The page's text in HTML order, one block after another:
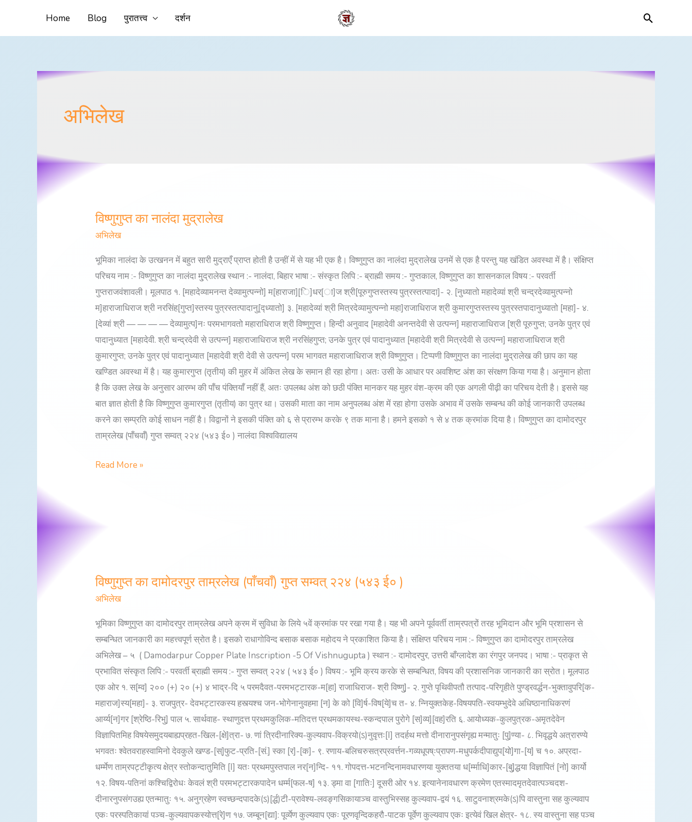
content
Home Blog पुरातत्त्व दर्शन Search
अभिलेख
विष्णुगुप्त का नालंदा मुद्रालेख
अभिलेख
भूमिका नालंदा के उत्खनन में बहुत सारी मुद्राएँ प्राप्त होती है उन्हीं में से यह भी एक है। विष्णुगुप्त का नालंदा मुद्रालेख उनमें से एक है परन्तु यह खंडित अवस्था में है। संक्षिप्त
परिचय नाम :- विष्णुगुप्त का नालंदा मु्द्रालेख स्थान :- नालंदा, बिहार भाषा :- संस्कृत लिपि :- ब्राह्मी समय :- गुप्तकाल, विष्णुगुप्त का शासनकाल विषय :- परवर्ती
गुप्तराजवंशावली। मूलपाठ १. [महादेव्यामनन्त देव्यामुत्पन्नो] म[हाराजा][ि]धर[ा]ज श्री[पूरुगुप्तस्तस्य पुत्रस्तत्पादा]- २. [नुध्यातो महादेव्यां श्री चन्द्रदेव्यामुत्पन्नो
म]हाराजाधिराज श्री नरसिंह[गुप्त]स्तस्य पुत्रस्तत्पादानु[द्ध्यातो] ३. [महादेव्यां श्री मित्रदेव्यामुत्पन्नो महा]राजाधिराज श्री कुमारगुप्तस्तस्य पुत्रस्तपादानुध्यातो [महा]- ४.
[देव्यां श्री — — — — देव्यामुत्प]नः परमभागवतो महाराधिराज श्री विष्णुगुप्त। हिन्दी अनुवाद [महादेवी अनन्तदेवी से उत्पन्न] महाराजाधिराज [श्री पूरुगुप्त; उनके पुत्र एवं
पादानुध्यात [महादेवी. श्री चन्द्रदेवी से उत्पन्न] महाराजाधिराज श्री नरसिंहगुप्त; उनके पुत्र एवं पादानुध्यात [महादेवी श्री मित्रदेवी से उत्पन्न] महाराजाधिराज श्री
कुमारगुप्त; उनके पुत्र एवं पादानुध्यात [महादेवी श्री देवी से उत्पन्न] परम भागवत महाराजाधिराज श्री विष्णुगुप्त। टिप्पणी विष्णुगुप्त का नालंदा मु्द्रालेख की छाप का यह
खण्डित अवस्था में है। यह कुमारगुप्त (तृतीय) की मुहर में अंकित लेख के समान ही रहा होगा। अतः उसी के आधार पर अवशिष्ट अंश का संरक्षण किया गया है। अनुमान होता
है कि उक्त लेख के अनुसार आरम्भ की पाँच पंक्तियाँ नहीं हैं, अतः उपलब्ध अंश को छठी पंक्ति मानकर यह मुहर वंश-क्रम की एक अगली पीढ़ी का परिचय देती है। इससे यह
बात ज्ञात होती है कि विष्णुगुप्त कुमारगुप्त (तृतीय) का पुत्र था। उसकी माता का नाम अनुपलब्ध अंश में रहा होगा उसके अभाव में उसके सम्बन्ध की कोई जानकारी उपलब्ध
करने का सम्प्रति कोई साधन नहीं है। विद्वानों ने इसकी पंक्ति को ६ से प्रारम्भ करके ९ तक माना है। हमने इसको १ से ४ तक क्रमांक दिया है। विष्णुगुप्त का दामोदरपुर
ताम्रलेख (पाँचवाँ) गुप्त सम्वत् २२४ (५४३ ई० ) नालंदा विश्वविद्यालय
विष्णुगुप्त
का
मुद्रालेख
Read More »
विष्णुगुप्त का दामोदरपुर ताम्रलेख (पाँचवाँ) गुप्त सम्वत् २२४ (५४३ ई० )
अभिलेख
भूमिका विष्णुगुप्त का दामोदरपुर ताम्रलेख अपने क्रम में सुविधा के लिये ५वें क्रमांक पर रखा गया है। यह भी अपने पूर्ववर्ती ताम्रपत्रों तरह भूमिदान और भूमि प्रशासन से
सम्बन्धित जानकारी का महत्त्वपूर्ण स्रोत है। इसको राधागोविन्द बसाक बसाक महोदय ने प्रकाशित किया है। संक्षिप्त परिचय नाम :- विष्णुगुप्त का दामोदरपुर ताम्रलेख
अभिलेख – ५ ( Damodarpur Copper Plate Inscription -5 Of Vishnugupta ) स्थान :- दामोदरपुर, उत्तरी बाँग्लादेश का रंगपुर जनपद। भाषा :- प्राकृत से
प्रभावित संस्कृत लिपि :- परवर्ती ब्राह्मी समय :- गुप्त सम्वत् २२४ ( ५४३ ई० ) विषय :- भूमि क्रय करके से सम्बन्धित, विषय की प्रशासनिक जानकारी का स्रोत। मूलपाठ
एक ओर १. स[म्व] २०० (+) २० (+) ४ भाद्र-दि ५ परमदैवत-परमभट्टारक-म[हा] राजाधिराज- श्री विष्णु]- २. गुप्ते पृथिवीपतौ तत्पाद-परिगृहीते पुण्ड्रवर्द्धन-भुक्तावुपरि[क-
महाराज]स्य[महा]- ३. राजपुत्र- देवभट्टारकस्य हस्त्यश्च जन-भोगेनानुवहमा [न] के को [वि]र्ष-विष[ये]च त- ४. न्नियुक्तकेह-विषयपति-स्वयम्भुदेवे अधिष्ठानाधिकरणं
आर्य्य[न]गर [श्रेष्ठि-रिभु] पाल ५. सार्थवाह- स्थाणुदत्त प्रथमकुलिक-मतिदत्त प्रथमकायस्थ-स्कन्दपाल पुरोगे [स]व्य][वह]रति ६. आयोध्यक-कुलपुत्रक-अमृतदेवेन
विज्ञापितमिह विषयेसमुदयबाह्यप्रहत-खिल-[क्षे]त्रा- ७. णां त्रिदीनारिक्य-कुल्यवाप-विक्रयो(ऽ)नुवृत्तः[I] तदर्हथ मत्तो दीनारानुपसंगृह्य मन्मातुः [पु]ण्या- ८. भिवृद्धये अत्रारण्ये
भगवतः श्वेतवराहस्वामिनो देवकुले खण्ड-[स्]फुट-प्रति-[सं.] स्का [र]-[क]- ९. रणाय-बलिचरुसत्रप्रवर्त्तन-गव्यधूपष्ःप्रापण-मधुपर्कदीपाद्युप[यो]गा-[य] च १०. अप्रदा-
धर्म्मेण ताम्रपट्टीकृत्य क्षेत्र स्तोकन्दातुमिति [I] यतः प्रथमपुस्तपाल नर[न]न्दि- ११. गोपदत्त-भटनन्दिनामवधारणया युक्ततया ध[र्म्माधि]कार-[बु]द्धया विज्ञापितं [नो] कार्यो
१२. विषय-पतिनां कश्चिद्विरोधः केवलं श्री परमभट्टारकपादेन धर्म्म[फल-ष] १३. ड्मा वा [गातिः] दूसरी ओर १४. इत्यानेनावधारण क्रमेण एतस्मादमृतदेवात्पञ्चदश-
दीनारनुपसंगउह्य एतन्मातुः १५. अनुग्रहेण स्वच्छन्दपादके(ऽ)[र्द्ध)टी-प्रावेश्य-लवङ्गसिकायाञ्च वास्तुभिस्सह कुल्यवाप-द्वयं १६. साटुवनाश्रमके(ऽ)पि वास्तुना सह कुल्यवाप
एकः परस्पतिकायां पञ्च-कुल्यवापकस्योत्त[रे]ण १७. जम्बून[द्या]: पूर्व्येण कुल्यवाप एकः पूरणवृन्दिकहरौ-पाटक पूर्वेण कुल्यवाप एकः इत्येवं खिल क्षेत्र- १८. स्य वास्तुना सह पञ्च
विष्णुगुप्त
का
ताम्रलेख
(पाँचवाँ)
गुप्त
सम्वत्
२२४
(५४३
ई०
)